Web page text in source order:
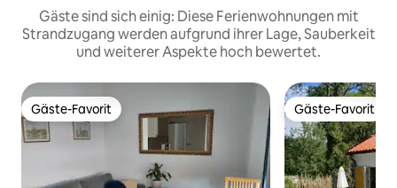
Gäste sind sich einig: Diese Ferienwohnungen mit
Strandzugang werden aufgrund ihrer Lage, Sauberkeit
und weiterer Aspekte hoch bewertet.
Gäste-Favorit
Gäste-Favorit Gäste-Favorit
Gäste-Favorit